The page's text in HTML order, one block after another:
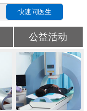
快速问医生
公益活动